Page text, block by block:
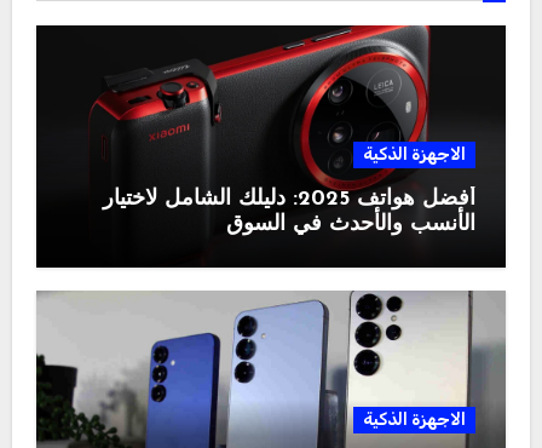
الاجهزة الذكية
أفضل هواتف 2025: دليلك الشامل لاختيار
الأنسب والأحدث في السوق
الاجهزة الذكية